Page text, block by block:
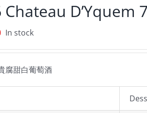
Chateau D’Yquem
In stock
腐甜白葡萄酒